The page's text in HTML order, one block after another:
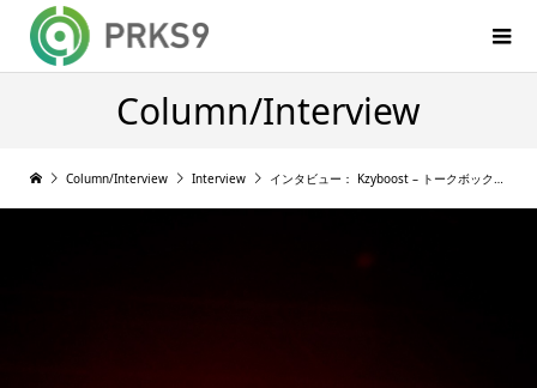
Column/Interview
Column/Interview Interview インタビュー： Kzyboost – トークボックスのニッチと需要の狭間